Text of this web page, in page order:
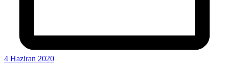
4 Haziran 2020